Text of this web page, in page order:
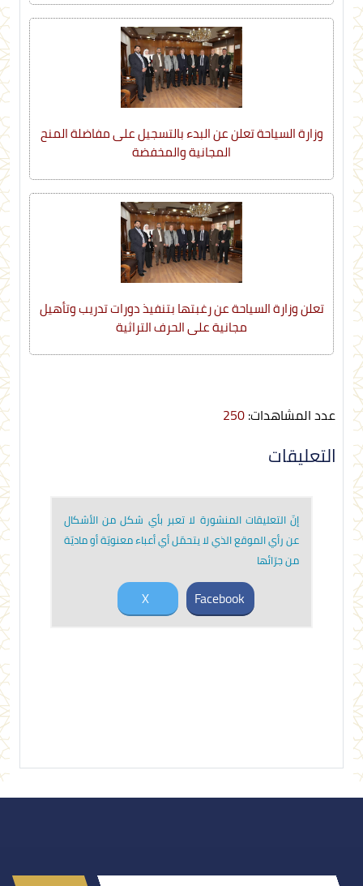
وزارة السياحة تعلن عن البدء بالتسجيل على مفاضلة المنح
المجانية والمخفضة
تعلن وزارة السياحة عن رغبتها بتنفيذ دورات تدريب وتأهيل
مجانية على الحرف التراثية
عدد المشاهدات:250
التعليقات
إنّ التعليقات المنشورة لا تعبر بأي شكل من الأشكال
عن رأي الموقع الذي لا يتحمّل أي أعباء معنويّة أو ماديّة
من جرّائها
X Facebook